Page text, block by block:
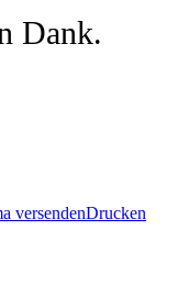
Dank.
versendenDrucken